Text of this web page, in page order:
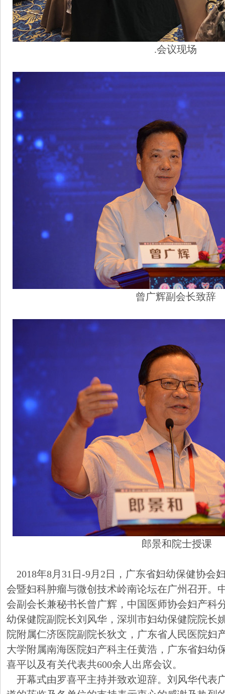
.会议现场
曾广辉副会长致辞
郎景和院士授课
2018年8月31日-9月2日，广东省妇幼保健协会
会暨妇科肿瘤与微创技术岭南论坛在广州召开。
会副会长兼秘书长曾广辉，中国医师协会妇产科
幼保健院副院长刘风华，深圳市妇幼保健院院长
院附属仁济医院副院长狄文，广东省人民医院妇
大学附属南海医院妇产科主任黄浩，广东省妇幼
喜平以及有关代表共600余人出席会议。
开幕式由罗喜平主持并致欢迎辞。刘风华代表